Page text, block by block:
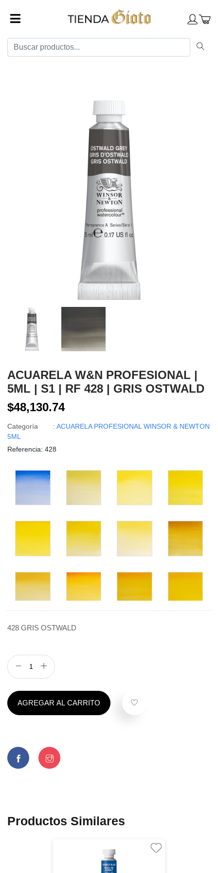
ACUARELA W&N PROFESIONAL |
5ML | S1 | RF 428 | GRIS OSTWALD
$48,130.74
Categoría
: ACUARELA PROFESIONAL WINSOR & NEWTON
5ML
Referencia: 428
428 GRIS OSTWALD
AGREGAR AL CARRITO
Productos Similares